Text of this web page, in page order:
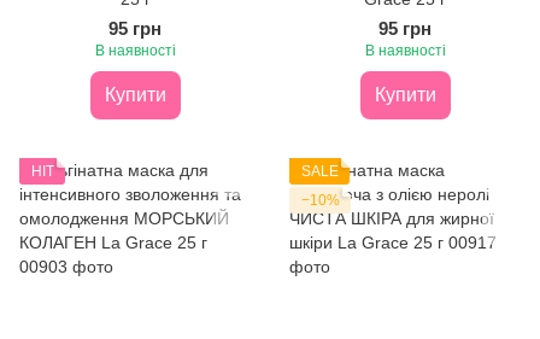
95 грн
В наявності
Купити
95 грн
В наявності
Купити
HIT
SALE
−10%